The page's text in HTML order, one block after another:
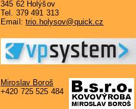
345 62 Holýšov
Tel. 379 491 313
Email: trio.holysov@quick.cz
Miroslav Boroš
+420 725 525 484